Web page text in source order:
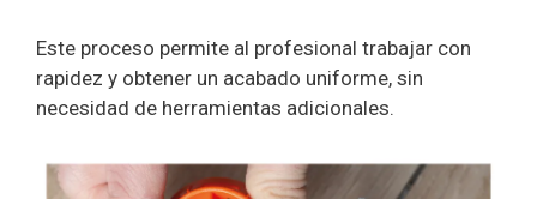
Este proceso permite al profesional trabajar con
rapidez y obtener un acabado uniforme, sin
necesidad de herramientas adicionales.